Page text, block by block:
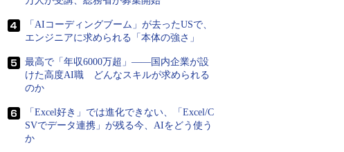
「AIコーディングブーム」が去ったUSで、
エンジニアに求められる「本体の強さ」
最高で「年収6000万超」――国内企業が設
けた高度AI職 どんなスキルが求められる
のか
「Excel好き」では進化できない、「Excel/C
SVでデータ連携」が残る今、AIをどう使う
か